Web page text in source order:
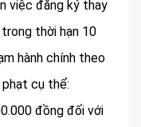
việc đăng ký thay
thời hạn 10
hành chính theo
cụ thể:
đồng đối với